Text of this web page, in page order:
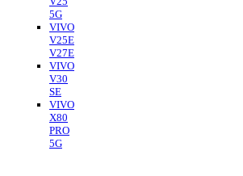
5G
VIVO
V25E
V27E
VIVO
V30
SE
VIVO
X80
PRO
5G